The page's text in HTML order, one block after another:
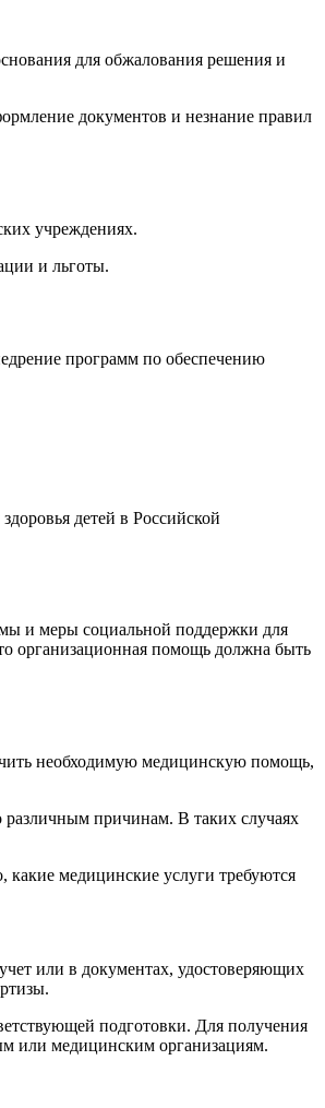
для обжалования решения и
документов и незнание правил
учреждениях.
и льготы.
программ по обеспечению
детей в Российской
и меры социальной поддержки для
организационная помощь должна быть
необходимую медицинскую помощь,
причинам. В таких случаях
какие медицинские услуги требуются
или в документах, удостоверяющих
подготовки. Для получения
или медицинским организациям.